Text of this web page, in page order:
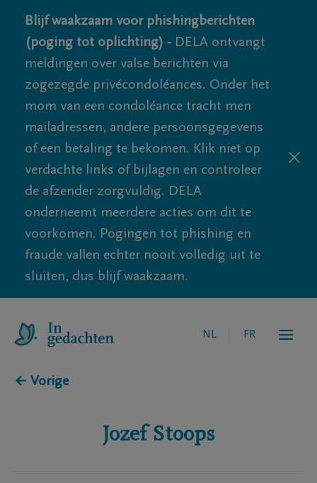
Blijf waakzaam voor phishingberichten
(poging tot oplichting) - DELA ontvangt
meldingen over valse berichten via
zogezegde privécondoléances. Onder het
mom van een condoléance tracht men
mailadressen, andere persoonsgegevens
of een betaling te bekomen. Klik niet op
verdachte links of bijlagen en controleer
de afzender zorgvuldig. DELA
onderneemt meerdere acties om dit te
voorkomen. Pogingen tot phishing en
fraude vallen echter nooit volledig uit te
sluiten, dus blijf waakzaam.
NL FR
← Vorige
Jozef Stoops